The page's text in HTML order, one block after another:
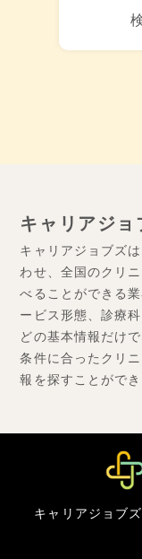
キャリアジ
キャリアジョブズ
わせ、全国のクリ
べることができる
ービス形態、診療
どの基本情報だけ
条件に合ったクリ
報を探すことができ
キャリアジョブ